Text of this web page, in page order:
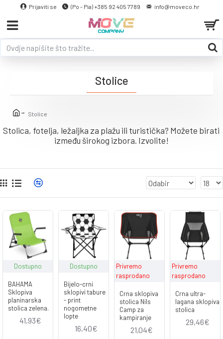
Prijaviti se (Po - Pia) +385 92 405 7789 info@moveco.hr
Stolice
Stolice
Stolica, fotelja, ležaljka za plažu ili turistička? Možete birati
između širokog izbora. Izvolite!
Dostupno
BAHAMA
Sklopiva
planinarska
stolica zelena.
41,93€
Dostupno
Bijelo-crni
sklopivi tabure
- print
nogometne
lopte
16,40€
Privremo
rasprodano
Crna sklopiva
stolica Nils
Camp za
kampiranje
21,04€
Privremo
rasprodano
Crna ultra-
lagana sklopiva
stolica
29,46€